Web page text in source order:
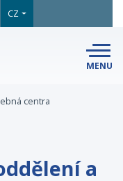
CZ
MENU
centra
a